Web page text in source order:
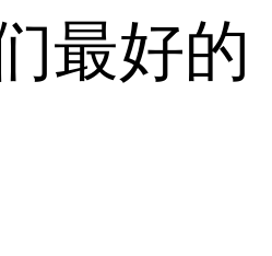
最好的